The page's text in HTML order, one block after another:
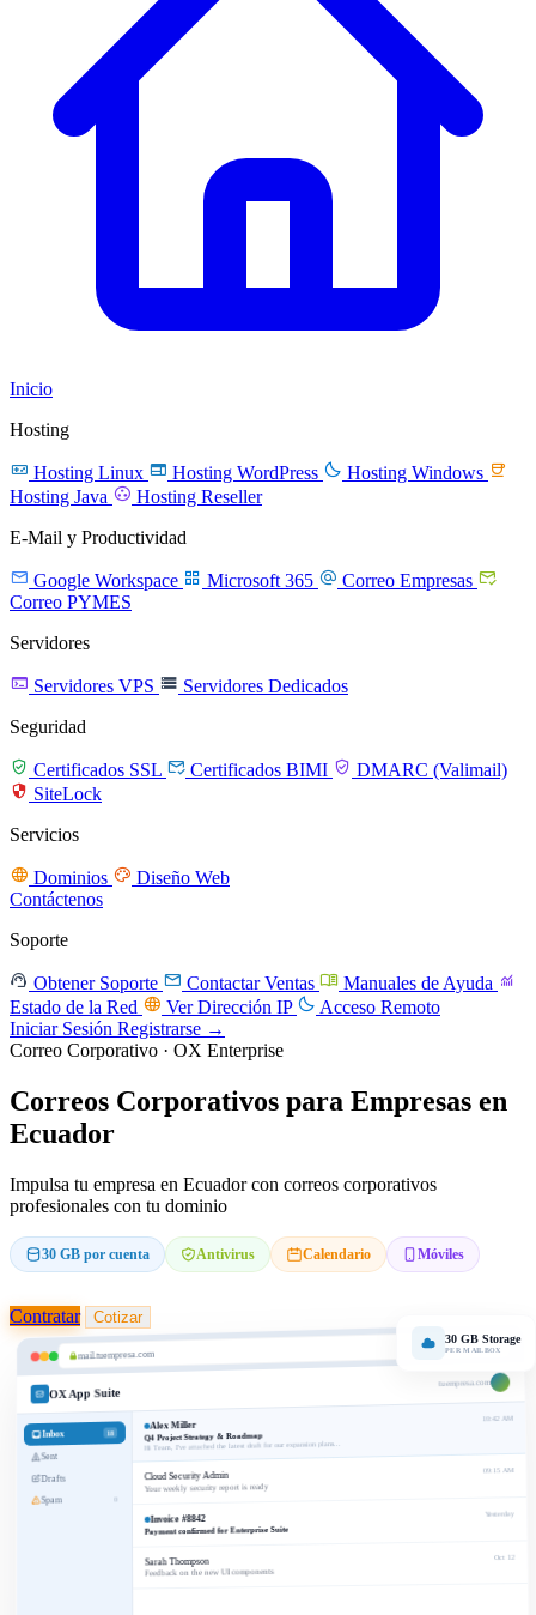
Inicio
Hosting
 Hosting Linux  Hosting WordPress  Hosting Windows 
Hosting Java  Hosting Reseller
E-Mail y Productividad
 Google Workspace  Microsoft 365  Correo Empresas 
Correo PYMES
Servidores
 Servidores VPS  Servidores Dedicados
Seguridad
 Certificados SSL  Certificados BIMI  DMARC (Valimail)
 SiteLock
Servicios
 Dominios  Diseño Web
Contáctenos
Soporte
 Obtener Soporte  Contactar Ventas  Manuales de Ayuda 
Estado de la Red  Ver Dirección IP  Acceso Remoto
Iniciar Sesión Registrarse →
Correo Corporativo · OX Enterprise
Correos Corporativos para Empresas en
Ecuador
Impulsa tu empresa en Ecuador con correos corporativos
profesionales con tu dominio
30 GB por cuenta Antivirus Calendario Móviles
Contratar Cotizar
30 GB Storage
PER MAILBOX
mail.tuempresa.com
OX App Suite
tuempresa.com
Inbox 18
Sent
Drafts
Spam 0
Alex Miller
10:42 AM
Q4 Project Strategy & Roadmap
Hi Team, I've attached the latest draft for our expansion plans...
Cloud Security Admin
09:15 AM
Your weekly security report is ready
Invoice #8842 Yesterday
Payment confirmed for Enterprise Suite
Sarah Thompson Oct 12
Feedback on the new UI components